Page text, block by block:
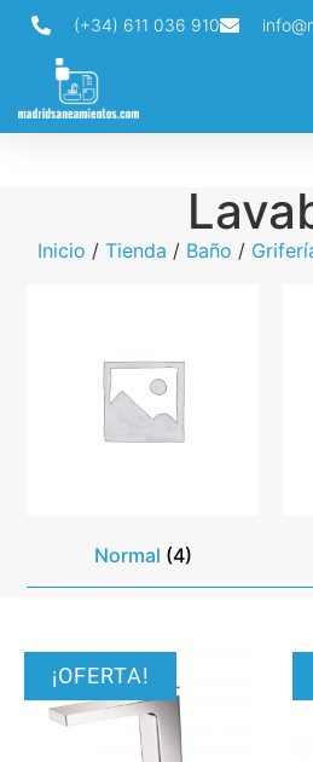
(+34) 611 036 910
Inicio / Tienda / Baño /
Normal (4)
¡OFERTA!